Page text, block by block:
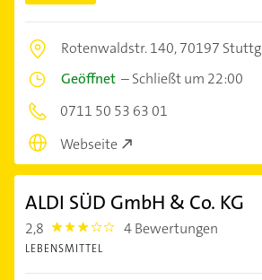
Rotenwaldstr. 140,70197
Geöffnet –Schließt um 22:00
0711 50 53 63 01
Webseite
ALDI SÜD GmbH & Co. KG
2,8 2.8 4 Bewertungen
LEBENSMITTEL